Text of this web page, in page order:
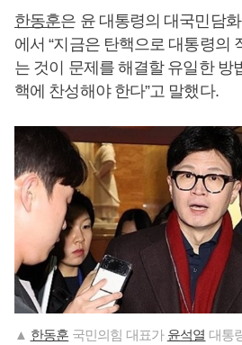
한동훈은 윤 대통령의 대국민담
에서 “지금은 탄핵으로 대통령의
는 것이 문제를 해결할 유일한 방
핵에 찬성해야 한다”고 말했다.
▲ 한동훈 국민의힘 대표가 윤석열 대통